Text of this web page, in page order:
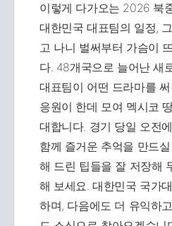
이렇게 다가오는 2026 북
대한민국 대표팀의 일정,
고 나니 벌써부터 가슴이
다. 48개국으로 늘어난 새
대표팀이 어떤 드라마를
응원이 한데 모여 멕시코
대합니다. 경기 당일 오전
함께 즐거운 추억을 만드
해 드린 팁들을 잘 저장해
해 보세요. 대한민국 국가
하며, 다음에도 더 유익하